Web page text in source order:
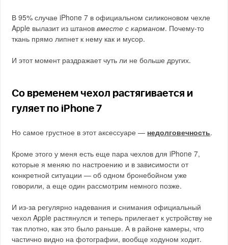
В 95% случае iPhone 7 в официальном силиконовом чехле
Apple вылазит из штановвместе с карманом. Почему-то
ткань прямо липнет к нему как и мусор.
И этот момент раздражает чуть ли не больше других.
Со временем чехол растягивается и
гуляет по iPhone 7
Но самое грустное в этот аксессуаре — недолговечность.
Кроме этого у меня есть еще пара чехлов для iPhone 7,
которые я меняю по настроению и в зависимости от
конкретной ситуации — об одном бронебойном уже
говорили, а еще один рассмотрим немного позже.
И из-за регулярно надевания и снимания официальный
чехол Apple растянулся и теперь прилегает к устройству не
так плотно, как это было раньше. А в районе камеры, что
частично видно на фотографии, вообще ходуном ходит.